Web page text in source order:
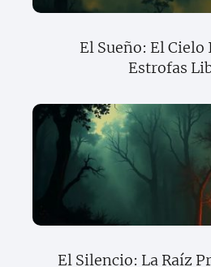
El Sueño: El
Estrofas
El Silencio: La Raíz